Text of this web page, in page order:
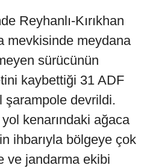
Reyhanlı-Kırıkhan
mevkisinde meydana
sürücünün
kaybettiği 31 ADF
şarampole devrildi.
kenarındaki ağaca
ihbarıyla bölgeye çok
ve jandarma ekibi